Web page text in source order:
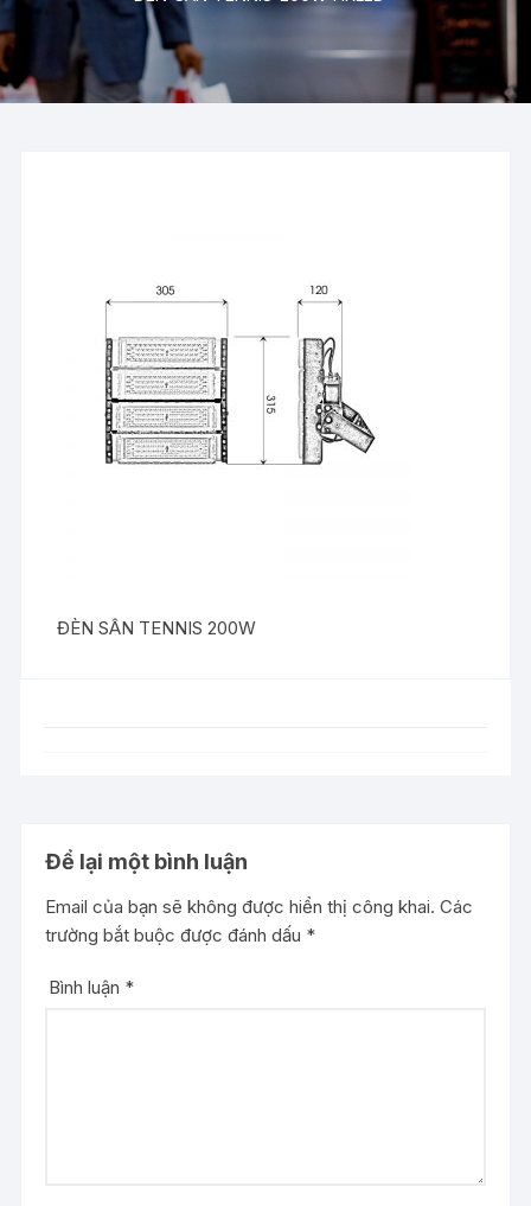
ĐÈN SÂN TENNIS 200W
Để lại một bình luận
Email của bạn sẽ không được hiển thị công khai. Các
trường bắt buộc được đánh dấu *
Bình luận *